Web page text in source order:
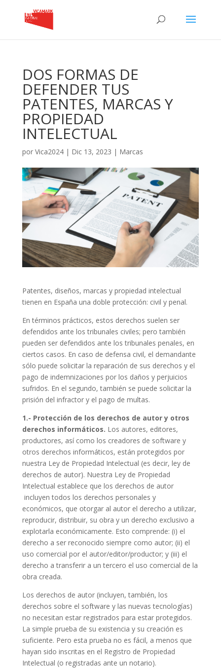
DOS FORMAS DE
DEFENDER TUS
PATENTES, MARCAS Y
PROPIEDAD
INTELECTUAL
por Vica2024| Dic 13, 2023 | Marcas
Patentes, diseños, marcas y propiedad intelectual
tienen en España una doble protección: civil y penal.
En términos prácticos, estos derechos suelen ser
defendidos ante los tribunales civiles; pero también
pueden ser defendidos ante los tribunales penales, en
ciertos casos. En caso de defensa civil, el demandante
sólo puede solicitar la reparación de sus derechos y el
pago de indemnizaciones por los daños y perjuicios
sufridos. En el segundo, también se puede solicitar la
prisión del infractor y el pago de multas.
1.- Protección de los derechos de autor y otros
derechos informáticos. Los autores, editores,
productores, así como los creadores de software y
otros derechos informáticos, están protegidos por
nuestra Ley de Propiedad Intelectual (es decir, ley de
derechos de autor). Nuestra Ley de Propiedad
Intelectual establece que los derechos de autor
incluyen todos los derechos personales y
económicos, que otorgar al autor el derecho a utilizar,
reproducir, distribuir, su obra y un derecho exclusivo a
explotarla económicamente. Esto comprende: (i) el
derecho a ser reconocido siempre como autor; (ii) el
uso comercial por el autor/editor/productor; y (iii) el
derecho a transferir a un tercero el uso comercial de la
obra creada.
Los derechos de autor (incluyen, también, los
derechos sobre el software y las nuevas tecnologías)
no necesitan estar registrados para estar protegidos.
La simple prueba de su existencia y su creación es
suficiente. Pero esta prueba no es fácil, a menos que
hayan sido inscritas en el Registro de Propiedad
Intelectual (o registradas ante un notario).